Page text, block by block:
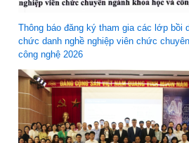
Thông báo đăng ký tham gia các lớp bồi
chức danh nghề nghiệp viên chức
công nghệ 2026